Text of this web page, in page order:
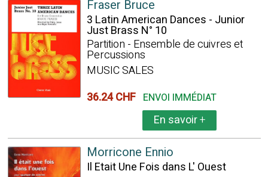
Fraser Bruce
3 Latin American Dances - Junior
Just Brass N° 10
Partition - Ensemble de cuivres et
Percussions
MUSIC SALES
36.24 CHF ENVOI IMMÉDIAT
En savoir+
Morricone Ennio
Il Etait Une Fois dans L' Ouest